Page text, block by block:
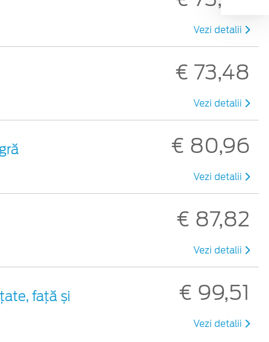
Vezi detalii
€ 73,48
Vezi detalii
€ 80,96
Vezi detalii
€ 87,82
Vezi detalii
față și
€ 99,51
Vezi detalii